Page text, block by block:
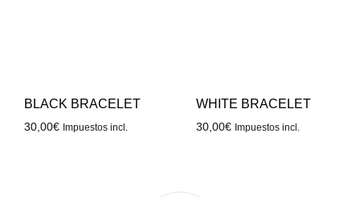
BLACK BRACELET
30,00€ Impuestos incl.
WHITE BRACELET
30,00€ Impuestos incl.